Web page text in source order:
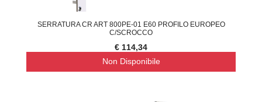
SERRATURA CR ART 800PE-01 E60 PROFILO EUROPEO
C/SCROCCO
€ 114,34
Non Disponibile